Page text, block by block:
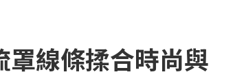
線條揉合時尚與